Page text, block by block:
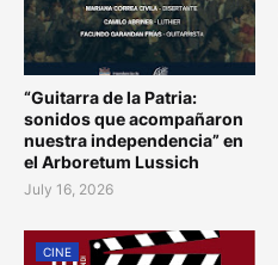
“Guitarra de la Patria:
sonidos que acompañaron
nuestra independencia” en
el Arboretum Lussich
July 16, 2026
CINE